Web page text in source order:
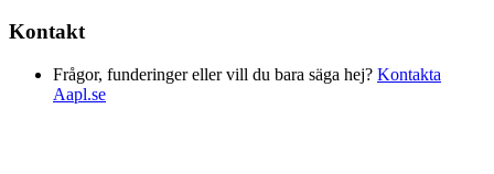
Kontakt
Frågor, funderinger eller vill du bara säga hej? Kontakta
Aapl.se